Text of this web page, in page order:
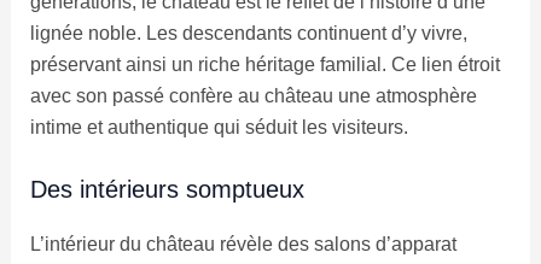
lignée noble. Les descendants continuent d’y vivre,
préservant ainsi un riche héritage familial. Ce lien étroit
avec son passé confère au château une atmosphère
intime et authentique qui séduit les visiteurs.
Des intérieurs somptueux
L’intérieur du château révèle des salons d’apparat